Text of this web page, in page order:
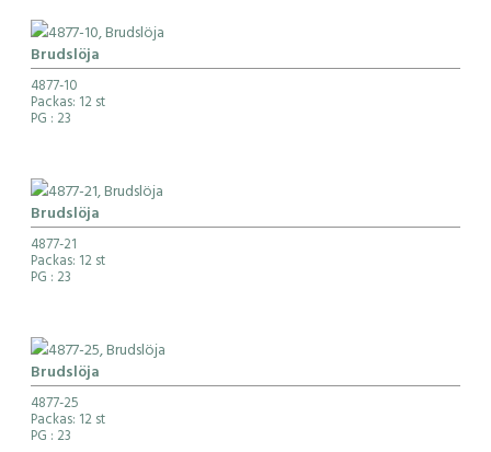
Brudslöja
4877-10
Packas: 12 st
PG : 23
Brudslöja
4877-21
Packas: 12 st
PG : 23
Brudslöja
4877-25
Packas: 12 st
PG : 23